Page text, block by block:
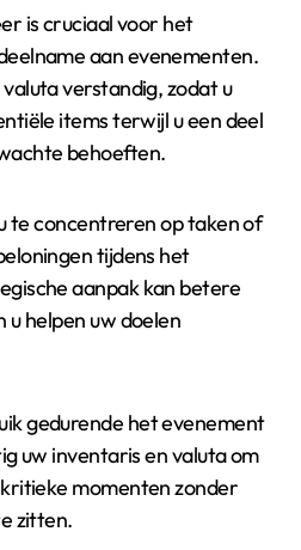
is cruciaal voor het
aan evenementen.
verstandig, zodat u
items terwijl u een deel
behoeften.
te concentreren op taken of
tijdens het
aanpak kan betere
helpen uw doelen
gedurende het evenement
uw inventaris en valuta om
momenten zonder
zitten.